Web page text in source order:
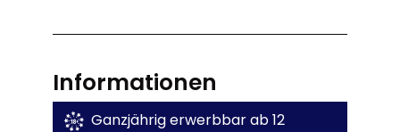
Informationen
Ganzjährig erwerbbar ab 12